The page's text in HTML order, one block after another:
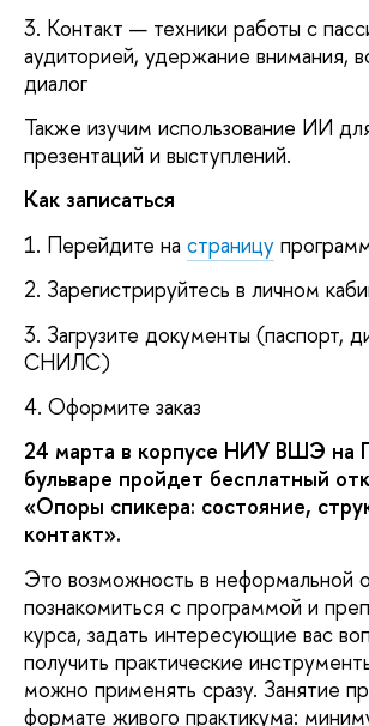
3. Контакт — техники работы с
аудиторией, удержание внимания,
диалог
Также изучим использование ИИ
презентаций и выступлений.
Как записаться
1. Перейдите на страницу
2. Зарегистрируйтесь в личном
3. Загрузите документы (паспорт,
СНИЛС)
4. Оформите заказ
24 марта в корпусе НИУ ВШЭ на
бульваре пройдет бесплатный
«Опоры спикера: состояние,
контакт».
Это возможность в неформальной
познакомиться с программой и
курса, задать интересующие вас
получить практические
можно применять сразу. Занятие
формате живого практикума: